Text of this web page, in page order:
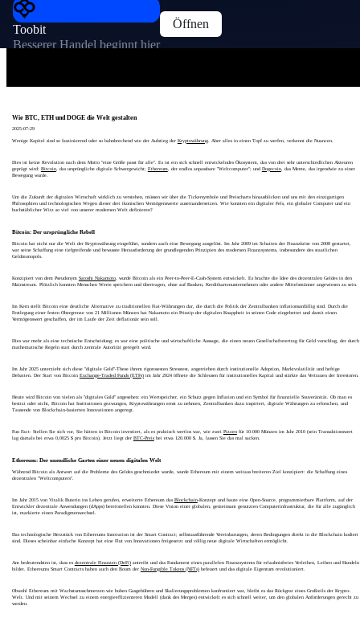
Toobit
Besserer Handel beginnt hier
Öffnen
Wie BTC, ETH und DOGE die Welt gestalten
2025-07-29
Wenige Kapitel sind so faszinierend oder so bahnbrechend wie der Aufstieg der Kryptowährung. Aber alles in einen Topf zu werfen, verkennt die Nuancen.
Dies ist keine Revolution nach dem Motto "eine Größe passt für alle". Es ist ein sich schnell entwickelndes Ökosystem, das von drei sehr unterschiedlichen Akteuren
geprägt wird: Bitcoin, das ursprüngliche digitale Schwergewicht; Ethereum, der endlos anpassbare "Weltcomputer"; und Dogecoin, das Meme, das irgendwie zu einer
Bewegung wurde.
Um die Zukunft der digitalen Wirtschaft wirklich zu verstehen, müssen wir über die Tickersymbole und Preischarts hinausblicken und uns mit den einzigartigen
Philosophien und technologischen Wegen dieser drei ikonischen Vermögenswerte auseinandersetzen. Wie konnten ein digitaler Fels, ein globaler Computer und ein
buchstäblicher Witz so viel von unserer modernen Welt definieren?
Bitcoin: Der ursprüngliche Rebell
Bitcoin hat nicht nur die Welt der Kryptowährung eingeführt, sondern auch eine Bewegung ausgelöst. Im Jahr 2009 im Schatten der Finanzkrise von 2008 gestartet,
war seine Schaffung eine tiefgreifende und bewusste Herausforderung der grundlegenden Prinzipien des modernen Finanzsystems, insbesondere des staatlichen
Geldmonopols.
Konzipiert von dem Pseudonym Satoshi Nakamoto, wurde Bitcoin als ein Peer-to-Peer-E-Cash-System entwickelt. Es brachte die Idee des dezentralen Geldes in den
Mainstream. Plötzlich konnten Menschen Werte speichern und übertragen, ohne auf Banken, Kreditkartenunternehmen oder andere Mittelsmänner angewiesen zu sein.
Im Kern stellt Bitcoin eine deutliche Alternative zu traditionellen Fiat-Währungen dar, die durch die Politik der Zentralbanken inflationsanfällig sind. Durch die
Festlegung einer festen Obergrenze von 21 Millionen Münzen hat Nakamoto ein Prinzip der digitalen Knappheit in seinen Code eingebettet und damit einen
Vermögenswert geschaffen, der im Laufe der Zeit deflationär sein soll.
Dies war mehr als eine technische Entscheidung; es war eine politische und wirtschaftliche Aussage, die einen neuen Gesellschaftsvertrag für Geld vorschlug, der durch
mathematische Regeln statt durch zentrale Autorität geregelt wird.
Im Jahr 2025 unterzieht sich diese "digitale Gold"-These ihrem rigorosesten Stresstest, angetrieben durch institutionelle Adoption, Marktvolatilität und heftige
Debatten. Der Start von Bitcoin Exchange-Traded Funds (ETFs)im Jahr 2024 öffnete die Schleusen für institutionelles Kapital und stärkte das Vertrauen der Investoren.
Heute wird Bitcoin von vielen als "digitales Gold" angesehen: ein Wertspeicher, ein Schutz gegen Inflation und ein Symbol für finanzielle Souveränität. Ob man es
besitzt oder nicht, Bitcoin hat Institutionen gezwungen, Kryptowährungen ernst zu nehmen, Zentralbanken dazu inspiriert, digitale Währungen zu erforschen, und
Tausende von Blockchain-basierten Innovationen angeregt.
Fun Fact: Stellen Sie sich vor, Sie hätten in Bitcoin investiert, als es praktisch wertlos war, wie zwei Pizzenfür 10.000 Münzen im Jahr 2010 (sein Transaktionswert
lag damals bei etwa 0,0025 $ pro Bitcoin). Jetzt liegt der BTC-Preisbei etwa 120.000 $. Ja, lassen Sie das mal sacken.
Ethereum: Der unendliche Garten einer neuen digitalen Welt
Während Bitcoin als Antwort auf die Probleme des Geldes geschmiedet wurde, wurde Ethereum mit einem weitaus breiteren Ziel konzipiert: die Schaffung eines
dezentralen "Weltcomputers".
Im Jahr 2015 von Vitalik Buterin ins Leben gerufen, erweiterte Ethereum das Blockchain-Konzept und baute eine Open-Source, programmierbare Plattform, auf der
Entwickler dezentrale Anwendungen (dApps) bereitstellen konnten. Diese Vision einer globalen, gemeinsam genutzten Computerinfrastruktur, die für alle zugänglich
ist, markierte einen Paradigmenwechsel.
Das technologische Herzstück von Ethereums Innovation ist der Smart Contract; selbstausführende Vereinbarungen, deren Bedingungen direkt in die Blockchain kodiert
sind. Dieses scheinbar einfache Konzept hat eine Flut von Innovationen freigesetzt und völlig neue digitale Wirtschaften ermöglicht.
Am bedeutendsten ist, dass es dezentrale Finanzen (DeFi)antreibt und das Fundament eines parallelen Finanzsystems für erlaubnisfreies Verleihen, Leihen und Handeln
bildet. Ethereums Smart Contracts haben auch den Boom der Non-Fungible Tokens (NFTs)befeuert und das digitale Eigentum revolutioniert.
Obwohl Ethereum mit Wachstumsschmerzen wie hohen Gasgebühren und Skalierungsproblemen konfrontiert war, bleibt es das Rückgrat eines Großteils der Krypto-
Welt. Und mit seinem Wechsel zu einem energieeffizienteren Modell (dank des Merges) entwickelt es sich schnell weiter, um den globalen Anforderungen gerecht zu
werden.